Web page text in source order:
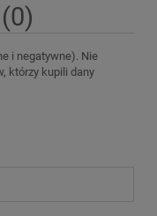
i negatywne). Nie
którzy kupili dany